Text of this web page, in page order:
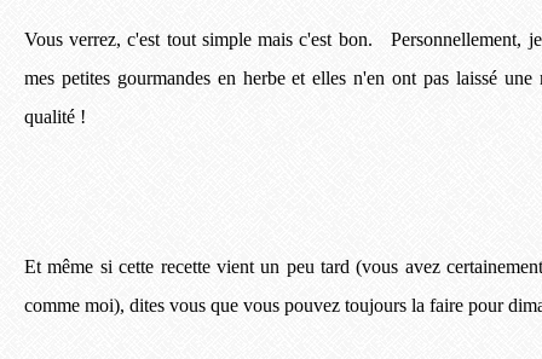
Vous verrez, c'est tout simple mais c'est bon.
Personnellement,
mes petites gourmandes en herbe et elles n'en ont pas laissé
qualité !
Et même si cette recette vient un peu tard (vous avez
comme moi), dites vous que vous pouvez toujours la faire pour